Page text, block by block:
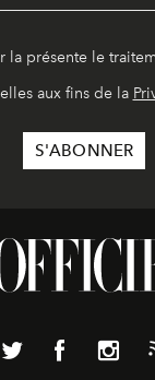
la présente le
aux fins de la